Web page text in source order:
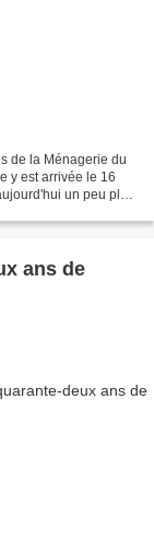
de la Ménagerie du
y est arrivée le 16
un peu plus
ans de